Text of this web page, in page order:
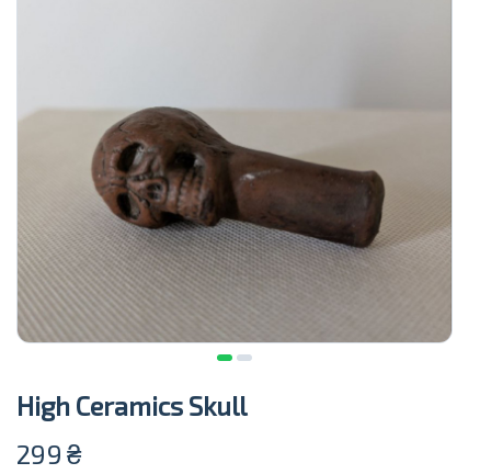
High Ceramics Skull
299 ₴